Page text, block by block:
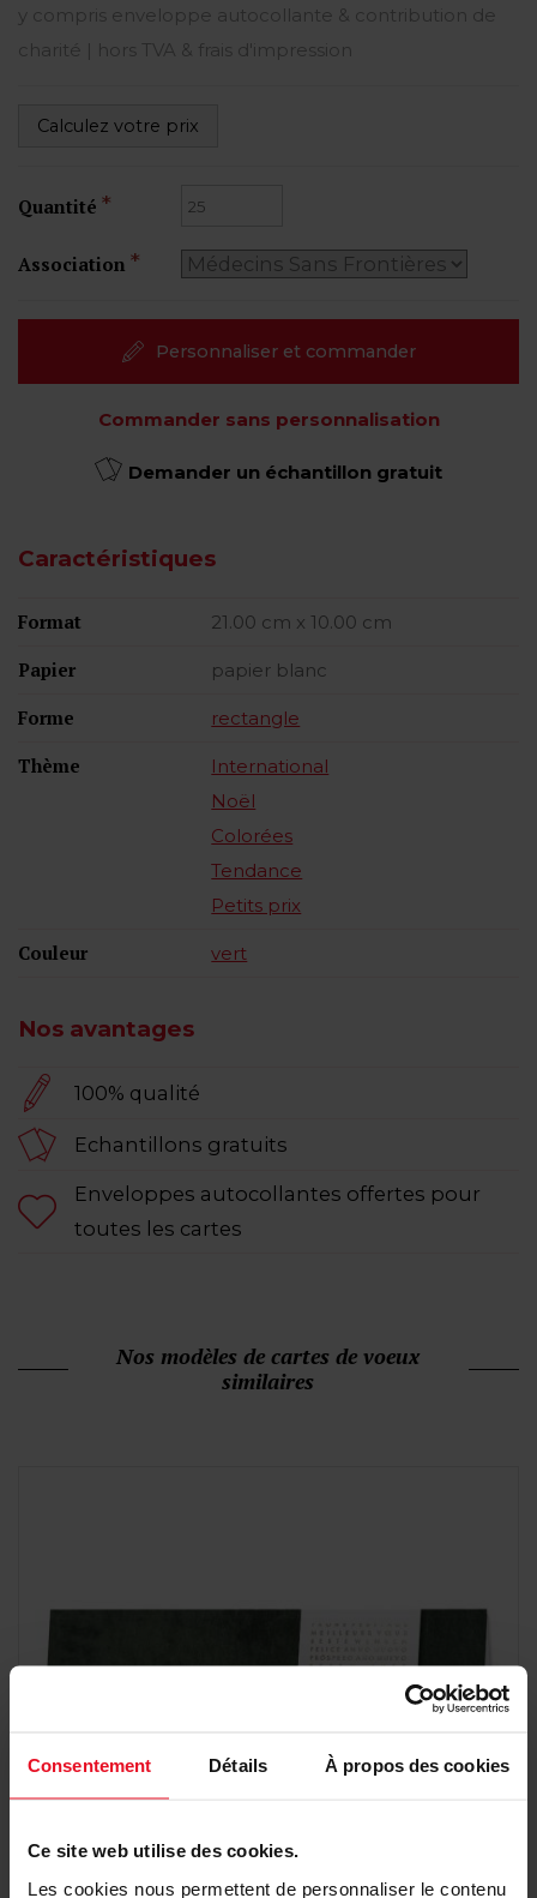
Consentement Détails À propos des cookies
Ce site web utilise des cookies.
Les cookies nous permettent de personnaliser le contenu
y compris enveloppe autocollante & contribution de
charité | hors TVA & frais d'impression
Calculez votre prix
Quantité
Association
Personnaliser et commander
Commander sans personnalisation
Demander un échantillon gratuit
Caractéristiques
Format 21.00 cm x 10.00 cm
Papier papier blanc
Forme rectangle
Thème
International
Noël
Colorées
Tendance
Petits prix
Couleur vert
Nos avantages
100% qualité
Echantillons gratuits
Enveloppes autocollantes offertes pour
toutes les cartes
Nos modèles de cartes de voeux
similaires